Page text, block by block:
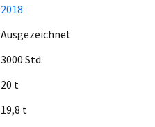
2018
Ausgezeichnet
3000 Std.
20 t
19,8 t